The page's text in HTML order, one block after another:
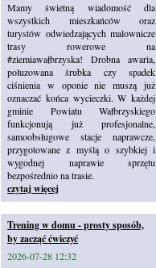
Mamy świetną wiadomość dla
wszystkich mieszkańców oraz
turystów odwiedzających malownicze
trasy rowerowe na
#ziemiawałbrzyska! Drobna awaria,
poluzowana śrubka czy spadek
ciśnienia w oponie nie muszą już
oznaczać końca wycieczki. W każdej
gminie Powiatu Wałbrzyskiego
funkcjonują już profesjonalne,
samoobsługowe stacje naprawcze,
przygotowane z myślą o szybkiej i
wygodnej naprawie sprzętu
bezpośrednio na trasie.
czytaj więcej
Trening w domu - prosty sposób,
by zacząć ćwiczyć
2026-07-28 12:32